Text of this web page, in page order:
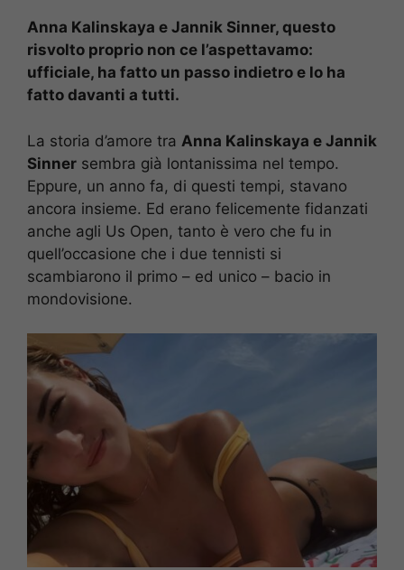
Anna Kalinskaya e Jannik Sinner, questo
risvolto proprio non ce l’aspettavamo:
ufficiale, ha fatto un passo indietro e lo ha
fatto davanti a tutti.
La storia d’amore tra Anna Kalinskaya e Jannik
Sinner sembra già lontanissima nel tempo.
Eppure, un anno fa, di questi tempi, stavano
ancora insieme. Ed erano felicemente fidanzati
anche agli Us Open, tanto è vero che fu in
quell’occasione che i due tennisti si
scambiarono il primo – ed unico – bacio in
mondovisione.